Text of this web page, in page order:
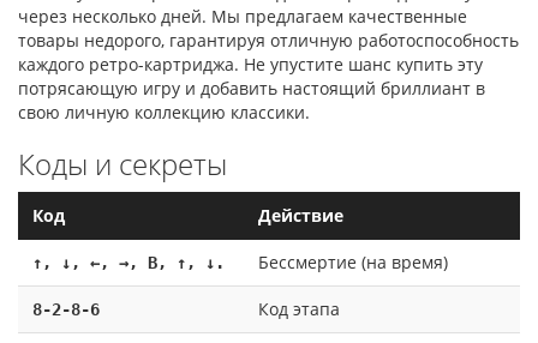
через несколько дней. Мы предлагаем качественные
товары недорого, гарантируя отличную работоспособность
каждого ретро-картриджа. Не упустите шанс купить эту
потрясающую игру и добавить настоящий бриллиант в
свою личную коллекцию классики.
Коды и секреты
Код Действие
↑, ↓, ←, →, B, ↑, ↓. Бессмертие (на время)
8-2-8-6 Код этапа